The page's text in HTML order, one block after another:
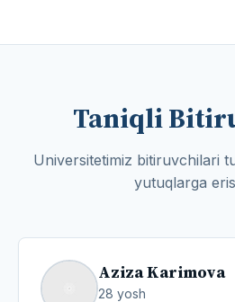
Taniqli
Universitetimiz bitiruvchilari
yutuqlarga
Aziza Karimova
28 yosh